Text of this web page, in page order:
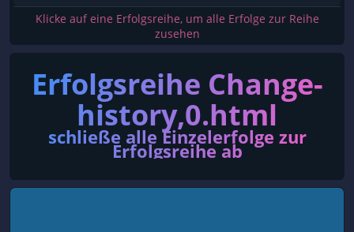
Klicke auf eine Erfolgsreihe, um alle Erfolge zur Reihe
zusehen
Erfolgsreihe Change-
history,0.html
schließe alle Einzelerfolge zur
Erfolgsreihe ab